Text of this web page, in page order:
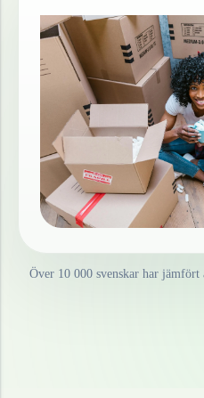
Över 10 000 svenskar har jämfört